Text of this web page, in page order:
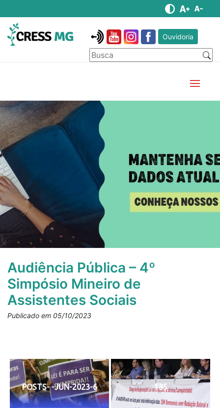
Ouvidoria
Audiência Pública – 4º
Simpósio Mineiro de
Assistentes Sociais
Publicado em 05/10/2023
POSTS- -JUN-2023-6 135